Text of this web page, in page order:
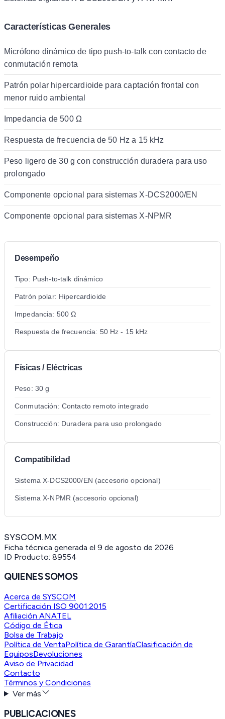
Características Generales
Micrófono dinámico de tipo push-to-talk con contacto de
conmutación remota
Patrón polar hipercardioide para captación frontal con
menor ruido ambiental
Impedancia de 500 Ω
Respuesta de frecuencia de 50 Hz a 15 kHz
Peso ligero de 30 g con construcción duradera para uso
prolongado
Componente opcional para sistemas X-DCS2000/EN
Componente opcional para sistemas X-NPMR
Desempeño
Tipo: Push-to-talk dinámico
Patrón polar: Hipercardioide
Impedancia: 500 Ω
Respuesta de frecuencia: 50 Hz - 15 kHz
Físicas / Eléctricas
Peso: 30 g
Conmutación: Contacto remoto integrado
Construcción: Duradera para uso prolongado
Compatibilidad
Sistema X-DCS2000/EN (accesorio opcional)
Sistema X-NPMR (accesorio opcional)
SYSCOM.MX
Ficha técnica generada el 9 de agosto de 2026
ID Producto: 89554
QUIENES SOMOS
Acerca de SYSCOM
Certificación ISO 9001:2015
Afiliación ANATEL
Código de Ética
Bolsa de Trabajo
Política de VentaPolítica de GarantíaClasificación de
EquiposDevoluciones
Aviso de Privacidad
Contacto
Términos y Condiciones
Ver más
PUBLICACIONES